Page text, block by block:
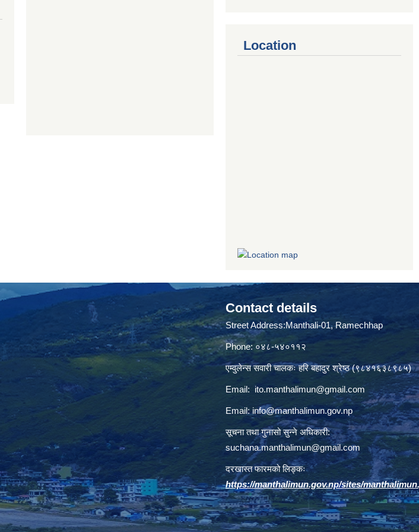
Location
Contact details
Street Address:Manthali-01, Ramechhap
Phone: ०४८-५४०११२
एम्वुलेन्स सवारी चालकः हरि बहादुर श्रेष्ठ (९८४१६३८९८५)
Email: ito.manthalimun@gmail.com
Email:info@manthalimun.gov.np
सूचना तथा गुनासो सुन्ने अधिकारी:
suchana.manthalimun@gmail.com
दरखास्त फारमको लिङ्कः
https://manthalimun.gov.np/sites/